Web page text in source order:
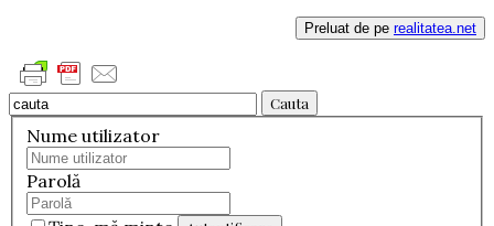
Preluat de pe realitatea.net
Cauta
Nume utilizator
Parolă